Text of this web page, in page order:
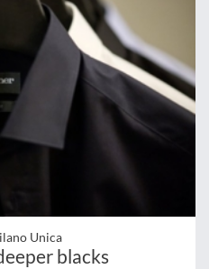
Unica
blacks